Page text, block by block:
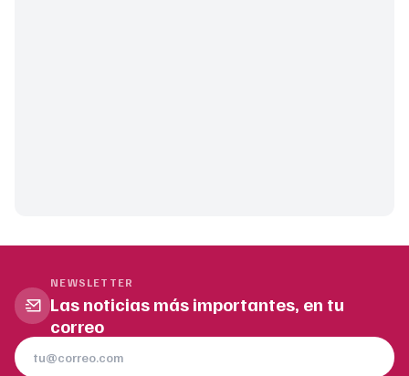
NEWSLETTER
Las noticias más importantes, en tu
correo